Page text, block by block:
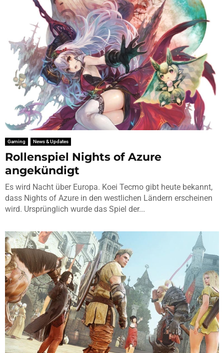
Gaming News & Updates
Rollenspiel Nights of Azure
angekündigt
Es wird Nacht über Europa. Koei Tecmo gibt heute bekannt,
dass Nights of Azure in den westlichen Ländern erscheinen
wird. Ursprünglich wurde das Spiel der...